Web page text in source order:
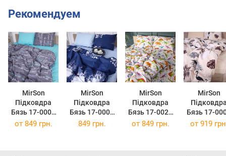
Рекомендуем
MirSon
Підковдра
Бязь 17-0003
Tulio 143x210
MirSon
Підковдра
Бязь 17-0007
Adriana 143 x
MirSon
Підковдра
Бязь 17-0022
Onofre 143 x
MirSon
Бязь 17-
Ramiro 160
от 849 грн. 849 грн. от 849 грн. от 919